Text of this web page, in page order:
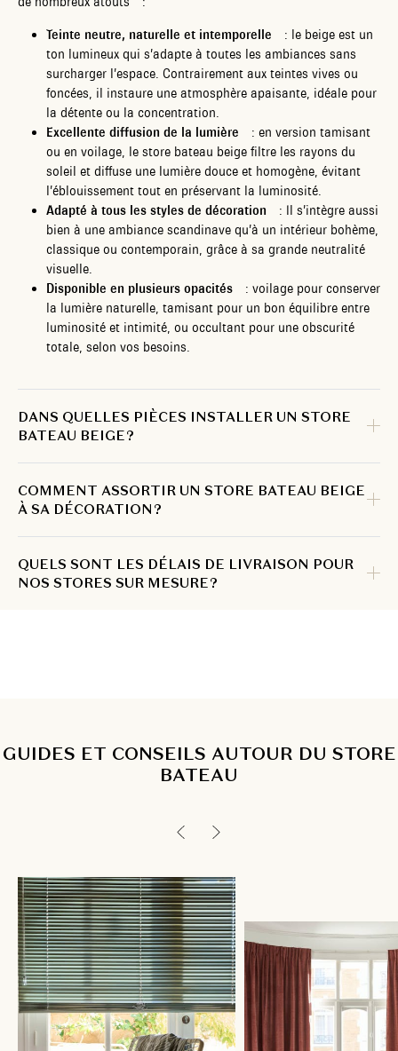
Teinte neutre, naturelle et intemporelle : le beige est un
ton lumineux qui s’adapte à toutes les ambiances sans
surcharger l’espace. Contrairement aux teintes vives ou
foncées, il instaure une atmosphère apaisante, idéale pour
la détente ou la concentration.
Excellente diffusion de la lumière : en version tamisant
ou en voilage, le store bateau beige filtre les rayons du
soleil et diffuse une lumière douce et homogène, évitant
l’éblouissement tout en préservant la luminosité.
Adapté à tous les styles de décoration : Il s’intègre aussi
bien à une ambiance scandinave qu’à un intérieur bohème,
classique ou contemporain, grâce à sa grande neutralité
visuelle.
Disponible en plusieurs opacités : voilage pour conserver
la lumière naturelle, tamisant pour un bon équilibre entre
luminosité et intimité, ou occultant pour une obscurité
totale, selon vos besoins.
DANS QUELLES PIÈCES INSTALLER UN STORE
BATEAU BEIGE ?
COMMENT ASSORTIR UN STORE BATEAU BEIGE
À SA DÉCORATION ?
QUELS SONT LES DÉLAIS DE LIVRAISON POUR
NOS STORES SUR MESURE ?
GUIDES ET CONSEILS AUTOUR DU STORE
BATEAU